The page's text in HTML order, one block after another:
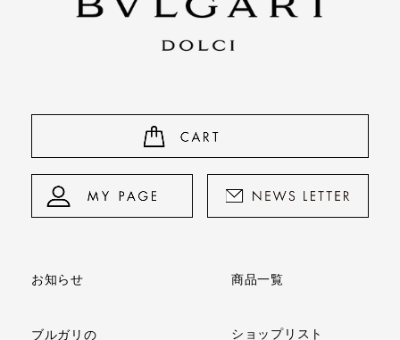
お知らせ 商品一覧
ブルガリの ショップリスト